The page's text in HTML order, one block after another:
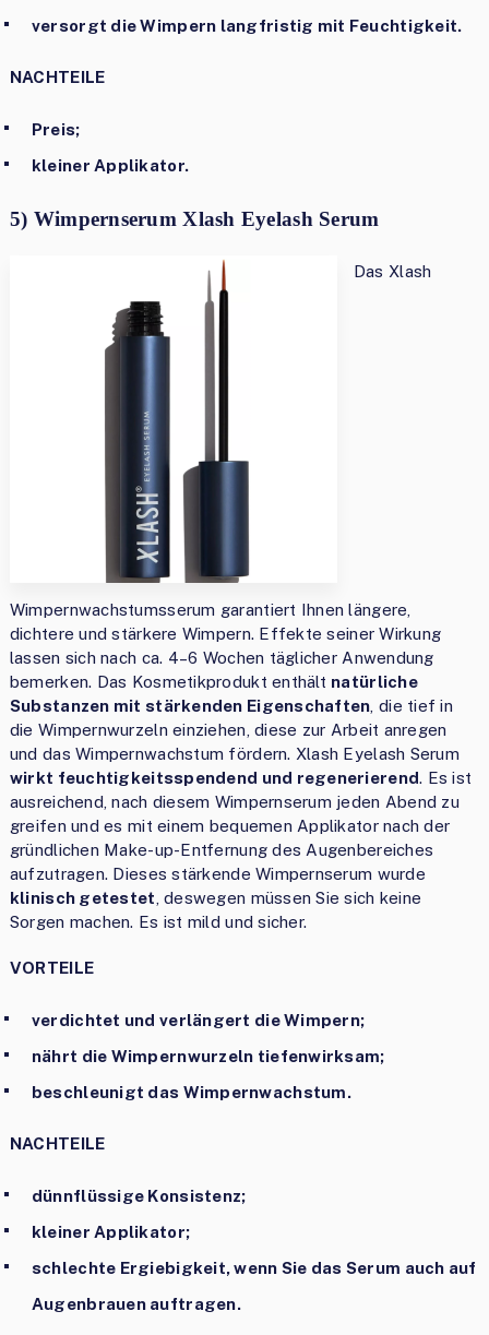
versorgt die Wimpern langfristig mit Feuchtigkeit.
NACHTEILE
Preis;
kleiner Applikator.
5) Wimpernserum Xlash Eyelash Serum
Das Xlash
Wimpernwachstumsserum garantiert Ihnen längere,
dichtere und stärkere Wimpern. Effekte seiner Wirkung
lassen sich nach ca. 4–6 Wochen täglicher Anwendung
bemerken. Das Kosmetikprodukt enthält natürliche
Substanzen mit stärkenden Eigenschaften , die tief in
die Wimpernwurzeln einziehen, diese zur Arbeit anregen
und das Wimpernwachstum fördern. Xlash Eyelash Serum
wirkt feuchtigkeitsspendend und regenerierend. Es ist
ausreichend, nach diesem Wimpernserum jeden Abend zu
greifen und es mit einem bequemen Applikator nach der
gründlichen Make-up-Entfernung des Augenbereiches
aufzutragen. Dieses stärkende Wimpernserum wurde
klinisch getestet , deswegen müssen Sie sich keine
Sorgen machen. Es ist mild und sicher.
VORTEILE
verdichtet und verlängert die Wimpern;
nährt die Wimpernwurzeln tiefenwirksam;
beschleunigt das Wimpernwachstum.
NACHTEILE
dünnflüssige Konsistenz;
kleiner Applikator;
schlechte Ergiebigkeit, wenn Sie das Serum auch auf
Augenbrauen auftragen.